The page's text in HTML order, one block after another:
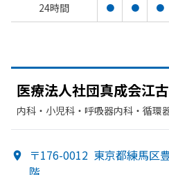
24時間
● ● ●
医療法人社団真成会江
内科・​小児科・​呼吸器内科・​循環
〒176-0012 東京都練馬区
階